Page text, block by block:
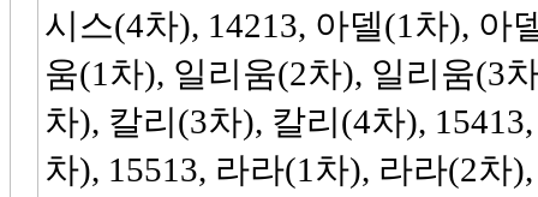
시스(4차), 14213, 아델(1차), 아
움(1차), 일리움(2차), 일리움(3
차), 칼리(3차), 칼리(4차),
차), 15513, 라라(1차), 라라(2차